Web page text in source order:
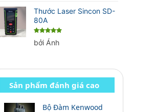
Thước Laser Sincon SD-
80A
Được xếp
hạng55
bởi Ánh
Sản phẩm đánh giá cao
Bộ Đàm Kenwood